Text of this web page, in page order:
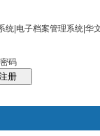
码
册